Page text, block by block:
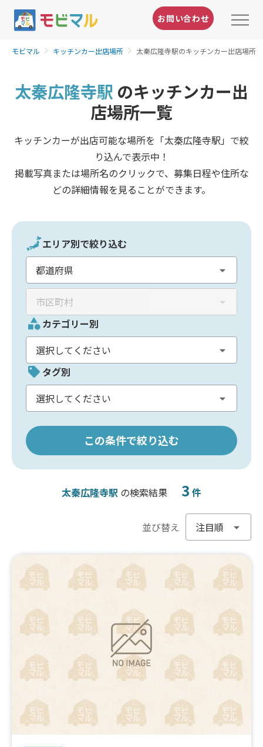
お問い合わせ
モビマル キッチンカー出店場所 太秦広隆寺駅のキッチンカー出店場所
太秦広隆寺駅 のキッチンカー出
店場所一覧
キッチンカーが出店可能な場所を「太秦広隆寺駅」で絞
り込んで表示中！
掲載写真または場所名のクリックで、募集日程や住所な
どの詳細情報を見ることができます。
エリア別で絞り込む
カテゴリー別
タグ別
この条件で絞り込む
太秦広隆寺駅 の検索結果 3 件
並び替え